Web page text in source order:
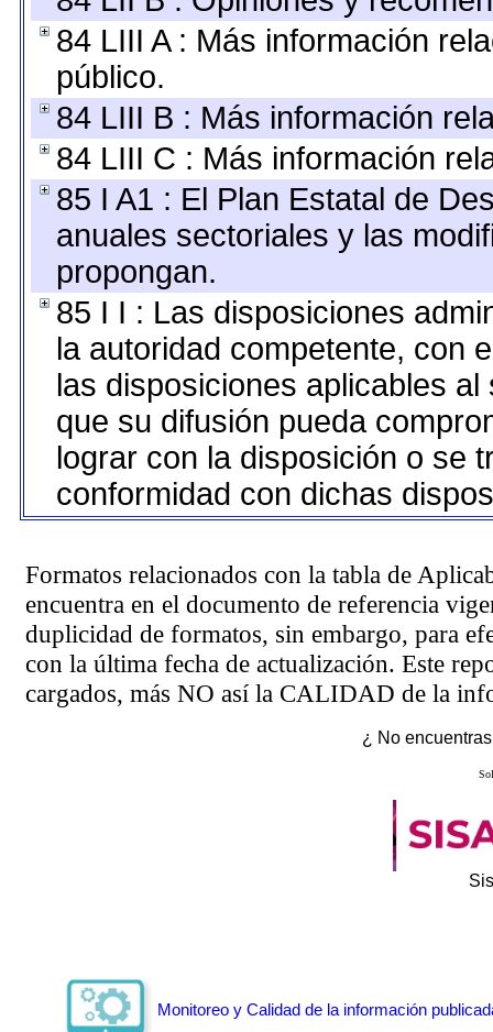
84 LIII A : Más información
público.
84 LIII B : Más información
84 LIII C : Más información
85 I A1 : El Plan Estatal de
anuales sectoriales y las
propongan.
85 I I : Las disposiciones
la autoridad competente, con
las disposiciones aplicables
que su difusión pueda
lograr con la disposición o se
conformidad con dichas
Formatos relacionados con la tabla de
encuentra en el documento de referencia
duplicidad de formatos, sin embargo, para
con la última fecha de actualización. Este
cargados, más NO así la CALIDAD de la
¿ No
Monitoreo y Calidad de la información